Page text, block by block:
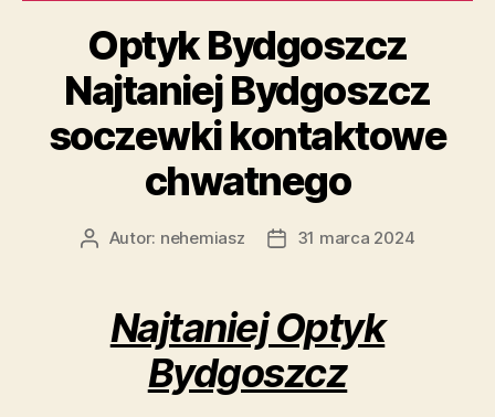
Optyk Bydgoszcz
Najtaniej Bydgoszcz
soczewki kontaktowe
chwatnego
AutorAutor: nehemiasz
Data31 marca 2024
Najtaniej Optyk
Bydgoszcz